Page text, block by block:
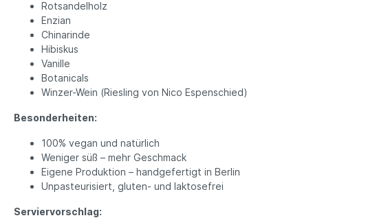
Rotsandelholz
Enzian
Chinarinde
Hibiskus
Vanille
Botanicals
Winzer-Wein (Riesling von Nico Espenschied)
Besonderheiten:
100% vegan und natürlich
Weniger süß – mehr Geschmack
Eigene Produktion – handgefertigt in Berlin
Unpasteurisiert, gluten- und laktosefrei
Serviervorschlag: